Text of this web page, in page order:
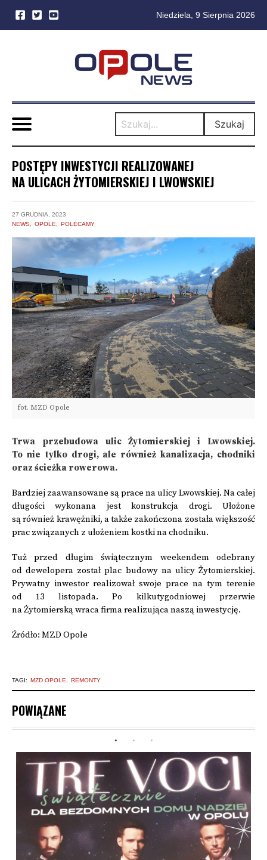
Niedziela, 9 Sierpnia 2026
Szukaj
POSTĘPY INWESTYCJI REALIZOWANEJ
NA ULICACH ŻYTOMIERSKIEJ I LWOWSKIEJ
27 GRUDNIA, 2023
NEWS
OPOLE POLECAMY
fot. MZD Opole
Trwa przebudowa ulic Żytomierskiej i Lwowskiej.
To nie tylko drogi, ale również kanalizacja, chodniki
oraz ścieżka rowerowa.
Bardziej zaawansowane są prace na ulicy Lwowskiej. Na całej
długości wykonana jest konstrukcja drogi. Ułożone
są również krawężniki, a także zakończona została większość
prac związanych z ułożeniem kostki na chodniku.
Tuż przed długim świątecznym weekendem odebrany
od dewelopera został plac budowy na ulicy Żytomierskiej.
Prywatny inwestor realizował swoje prace na tym terenie
od 13 listopada. Po kilkutygodniowej przerwie
na Żytomierską wraca firma realizująca naszą inwestycję.
Źródło: MZD Opole
TAGI: MZD OPOLE REMONTY
POWIĄZANE